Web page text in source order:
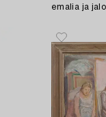
emalia ja